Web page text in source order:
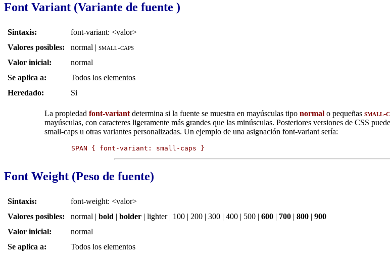
Font Variant (Variante de fuente )
Sintaxis:
font-variant: <valor>
Valores posibles:
normal | small-caps
Valor inicial:
normal
Se aplica a:
Todos los elementos
Heredado:
Si
La propiedad font-variantdetermina si la fuente se muestra en mayúsculas tipo normalo pequeñas small-
mayúsculas, con caracteres ligeramente más grandes que las minúsculas. Posteriores versiones de CSS
small-caps u otras variantes personalizadas. Un ejemplo de una asignación font-variant sería:
SPAN { font-variant: small-caps }
Font Weight (Peso de fuente)
Sintaxis:
font-weight: <valor>
Valores posibles:
normal | bold | bolder | lighter| 100 | 200 | 300 | 400 | 500 | 600 | 700 | 800 | 900
Valor inicial:
normal
Se aplica a:
Todos los elementos